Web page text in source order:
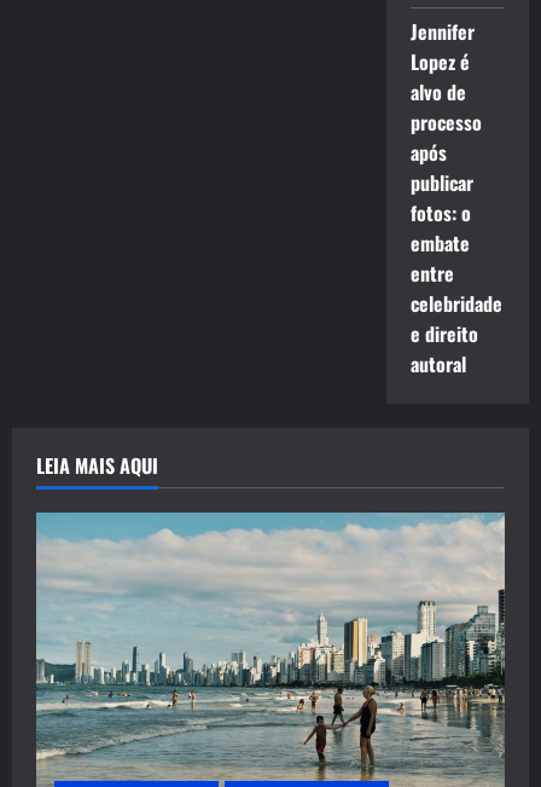
Jennifer
Lopez é
alvo de
processo
após
publicar
fotos: o
embate
entre
celebridade
e direito
autoral
LEIA MAIS AQUI